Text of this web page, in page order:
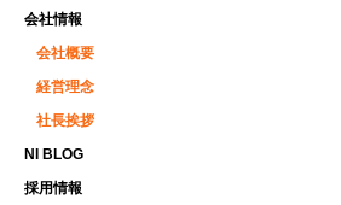
会社情報
会社概要
経営理念
社長挨拶
NI BLOG
採用情報